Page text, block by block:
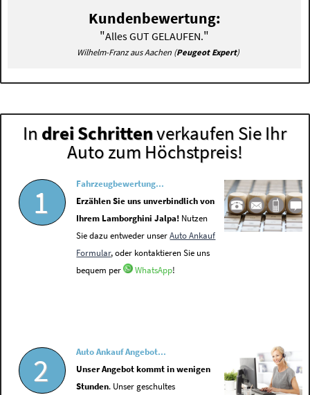
Kundenbewertung:
"Alles GUT GELAUFEN."
Wilhelm-Franz aus Aachen (Peugeot Expert)
In drei Schrittenverkaufen Sie Ihr
Auto zum Höchstpreis!
1
Fahrzeugbewertung...
Erzählen Sie uns unverbindlich von
Ihrem Lamborghini Jalpa! Nutzen
Sie dazu entweder unserAuto Ankauf
Formular, oder kontaktieren Sie uns
bequem per
WhatsApp!
2
Auto Ankauf Angebot...
Unser Angebot kommt in wenigen
Stunden. Unser geschultes